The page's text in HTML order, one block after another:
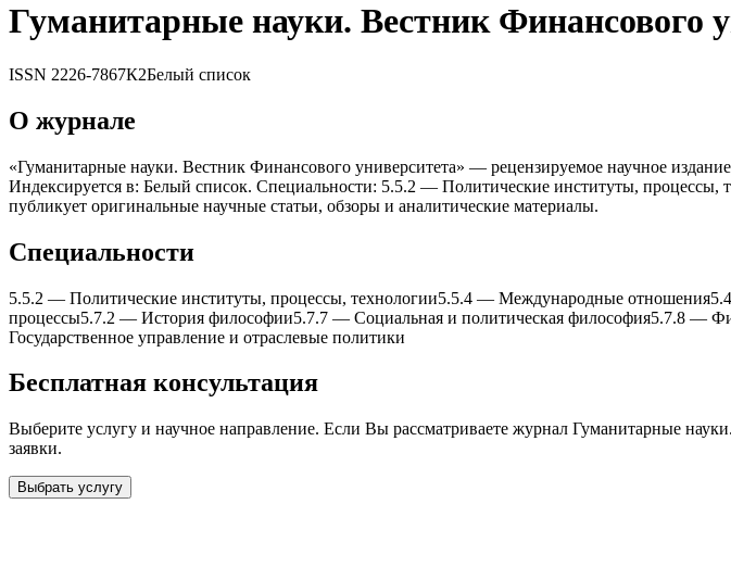
Гуманитарные науки. Вестник Финансового
ISSN 2226-7867К2Белый список
О журнале
«Гуманитарные науки. Вестник Финансового университета» — рецензируемое научное
Индексируется в: Белый список. Специальности: 5.5.2 — Политические институты,
публикует оригинальные научные статьи, обзоры и аналитические материалы.
Специальности
5.5.2 — Политические институты, процессы, теxнологии5.5.4 — Международные отношения
процессы5.7.2 — История философии5.7.7 — Социальная и политическая философия5.7.8 —
Государственное управление и отраслевые политики
Бесплатная консультация
Выберите услугу и научное направление. Если Вы рассматриваете журнал Гуманитарные
заявки.
Выбрать услугу